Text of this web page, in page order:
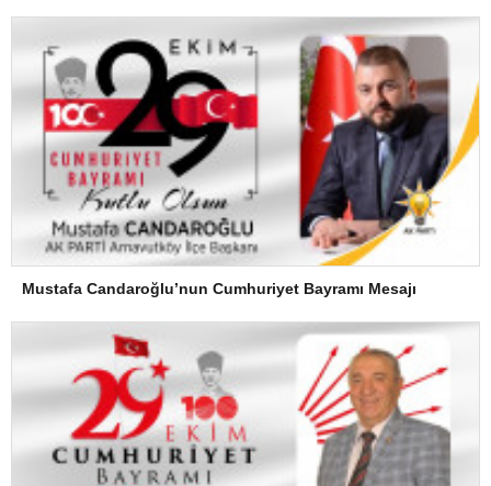
Mustafa Candaroğlu’nun Cumhuriyet Bayramı Mesajı